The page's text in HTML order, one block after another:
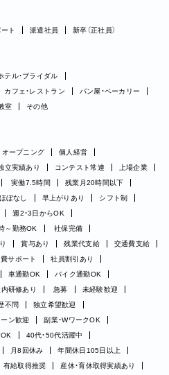
ト 派遣社員 新卒（正社員）
テル・ブライダル
カフェ・レストラン
パン屋・ベーカリー
室 その他
オープニング
個人経営
立実績あり コンテスト常連
上場企業
実働7.5時間
残業月20時間以下
ぼなし 早上がりあり
シフト制
週2・3日からOK
～勤務OK
社保完備
賞与あり 残業代支給
交通費支給
サポート
社員割引あり
車通勤OK
バイク通勤OK
研修あり 急募
未経験歓迎
不問
独立希望歓迎
ーン歓迎
副業・WワークOK
40代・50代活躍中
月8回休み
年間休日105日以上
有給取得推奨
産休・育休取得実績あり